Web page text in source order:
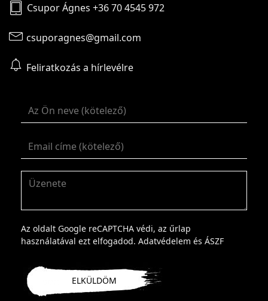
Csupor Ágnes +36 70 4545 972
csuporagnes@gmail.com
Feliratkozás a hírlevélre
Az oldalt Google reCAPTCHA védi, az űrlap
használatával ezt elfogadod. Adatvédelem és ÁSZF